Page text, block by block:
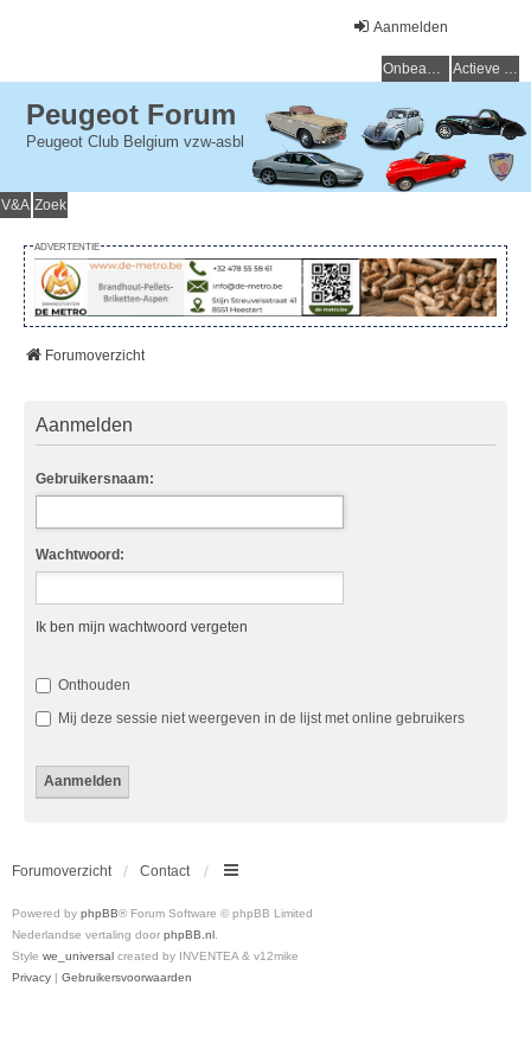
Aanmelden
Onbeantwoorde onderwerpen Actieve onderwerpen
Peugeot Forum
Peugeot Club Belgium vzw-asbl
V&A Zoek
ADVERTENTIE
Forumoverzicht
Aanmelden
Gebruikersnaam:
Wachtwoord:
Ik ben mijn wachtwoord vergeten
Onthouden
Mij deze sessie niet weergeven in de lijst met online gebruikers
Forumoverzicht Contact
Powered by phpBB® Forum Software © phpBB Limited
Nederlandse vertaling door phpBB.nl
Style we_universal created by INVENTEA & v12mike
Privacy | Gebruikersvoorwaarden